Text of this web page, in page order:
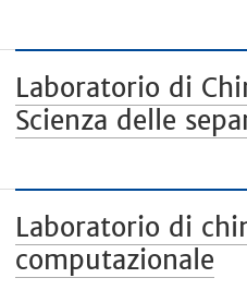
Laboratorio di
Scienza delle
Laboratorio di
computazionale